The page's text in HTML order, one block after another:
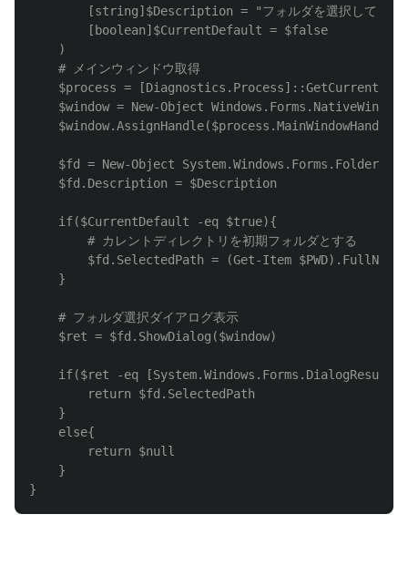
[string]$Description = "フォルダを選択してくだ
        [boolean]$CurrentDefault = $false
    )
    # メインウィンドウ取得
$process =
    $window = New-Object Windows.Forms.NativeWindow
    $window.AssignHandle($process.MainWindowHandle)
$fd = New-Object
    $fd
.Description = $Description
    if($CurrentDefault -eq $true){
        # カレントディレクトリを初期フォルダとする
        $fd.SelectedPath = (Get-Item $PWD).FullName
    }
    # フォルダ選択ダイアログ表示
    $ret = $fd.ShowDialog($window)
if($ret -eq
        return $fd.SelectedPath
    }
    else{
        return $null
    }